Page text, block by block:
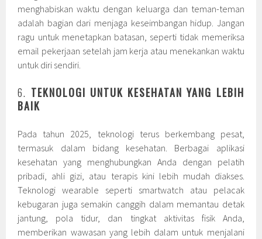
menghabiskan waktu dengan keluarga dan teman-teman
adalah bagian dari menjaga keseimbangan hidup. Jangan
ragu untuk menetapkan batasan, seperti tidak memeriksa
email pekerjaan setelah jam kerja atau menekankan waktu
untuk diri sendiri.
6. TEKNOLOGI UNTUK KESEHATAN YANG LEBIH
BAIK
Pada tahun 2025, teknologi terus berkembang pesat,
termasuk dalam bidang kesehatan. Berbagai aplikasi
kesehatan yang menghubungkan Anda dengan pelatih
pribadi, ahli gizi, atau terapis kini lebih mudah diakses.
Teknologi wearable seperti smartwatch atau pelacak
kebugaran juga semakin canggih dalam memantau detak
jantung, pola tidur, dan tingkat aktivitas fisik Anda,
memberikan wawasan yang lebih dalam untuk menjalani